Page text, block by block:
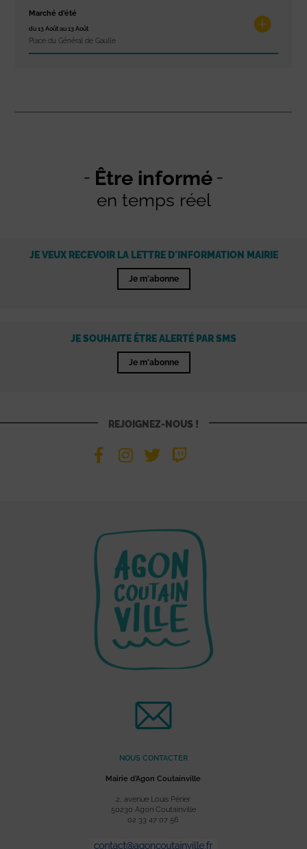
Marché d’été
du 13 Août au 13 Août
Place du Général de Gaulle
Être informé
en temps réel
JE VEUX RECEVOIR LA LETTRE D'INFORMATION MAIRIE
Je m'abonne
JE SOUHAITE ÊTRE ALERTÉ PAR SMS
Je m'abonne
REJOIGNEZ-NOUS !
NOUS CONTACTER
Mairie d’Agon Coutainville
2, avenue Louis Périer
50230 Agon Coutainville
02 33 47 07 56